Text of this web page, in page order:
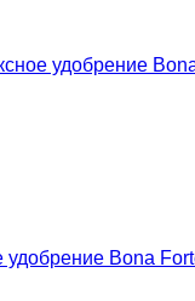
Bona